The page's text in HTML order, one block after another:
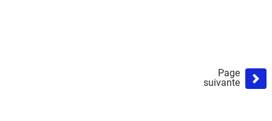
Page
suivante